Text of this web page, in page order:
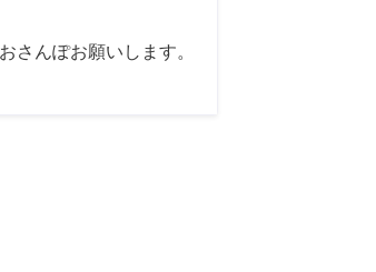
さんぽお願いします。